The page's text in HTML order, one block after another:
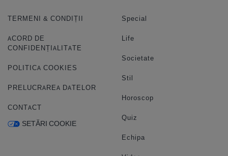
TERMENI & CONDIȚII
ACORD DE
CONFIDENȚIALITATE
POLITICA COOKIES
PRELUCRAREA DATELOR
CONTACT
SETĂRI COOKIE
Special
Life
Societate
Stil
Horoscop
Quiz
Echipa